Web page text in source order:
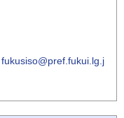
fukusiso@pref.fukui.lg.j